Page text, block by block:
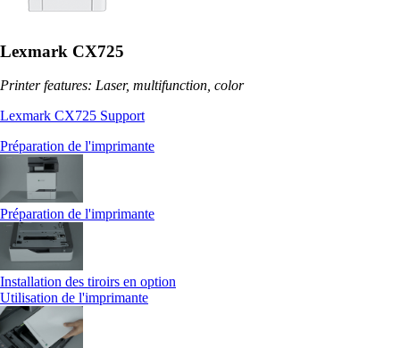
Lexmark CX725
Printer features: Laser, multifunction, color
Lexmark CX725 Support
Préparation de l'imprimante
Préparation de l'imprimante
Installation des tiroirs en option
Utilisation de l'imprimante